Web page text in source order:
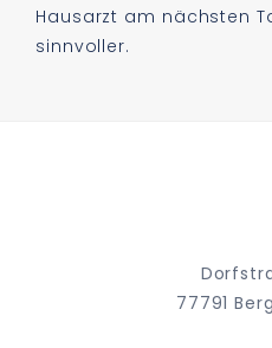
Hausarzt am nächsten
sinnvoller.
77791